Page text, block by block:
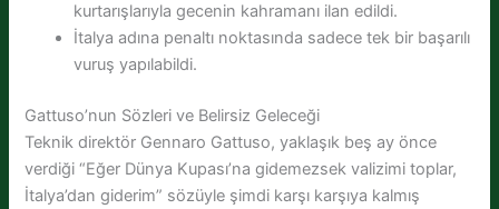
kurtarışlarıyla gecenin kahramanı ilan edildi.
İtalya adına penaltı noktasında sadece tek bir başarılı
vuruş yapılabildi.
Gattuso’nun Sözleri ve Belirsiz Geleceği
Teknik direktör Gennaro Gattuso, yaklaşık beş ay önce
verdiği “Eğer Dünya Kupası’na gidemezsek valizimi toplar,
İtalya’dan giderim” sözüyle şimdi karşı karşıya kalmış